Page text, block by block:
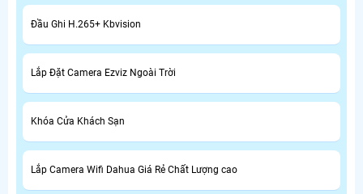
Đầu Ghi H.265+ Kbvision
Lắp Đặt Camera Ezviz Ngoài Trời
Khóa Cửa Khách Sạn
Lắp Camera Wifi Dahua Giá Rẻ Chất Lượng cao